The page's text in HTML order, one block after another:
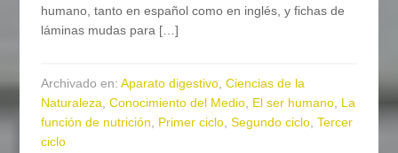
humano, tanto en español como en inglés, y fichas de
láminas mudas para […]
Archivado en:Aparato digestivo,Ciencias de la
Naturaleza,Conocimiento del Medio, El ser humano, La
función de nutrición, Primer ciclo,Segundo ciclo,Tercer
ciclo